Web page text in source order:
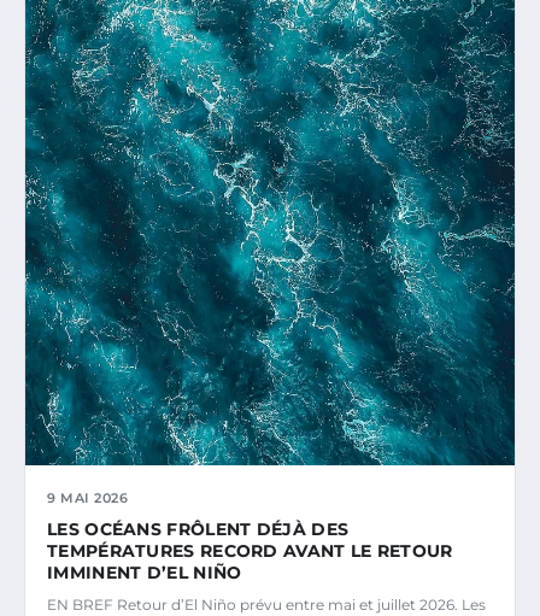
9 MAI 2026
LES OCÉANS FRÔLENT DÉJÀ DES
TEMPÉRATURES RECORD AVANT LE RETOUR
IMMINENT D’EL NIÑO
EN BREF Retour d’El Niño prévu entre mai et juillet 2026. Les